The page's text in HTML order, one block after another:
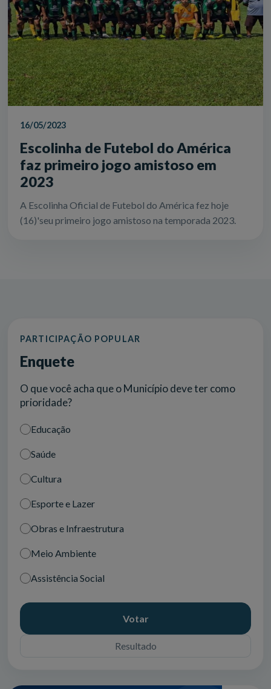
16/05/2023
Escolinha de Futebol do América
faz primeiro jogo amistoso em
2023
A Escolinha Oficial de Futebol do América fez hoje
(16)'seu primeiro jogo amistoso na temporada 2023.
PARTICIPAÇÃO POPULAR
Enquete
O que você acha que o Município deve ter como
prioridade?
Educação
Saúde
Cultura
Esporte e Lazer
Obras e Infraestrutura
Meio Ambiente
Assistência Social
Votar
Resultado